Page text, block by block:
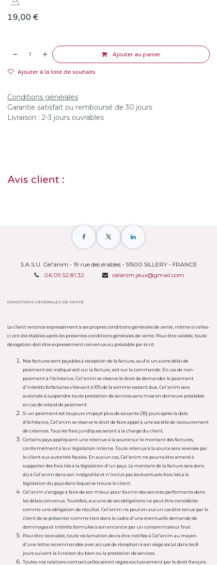
19,00 €
Ajouter au panier
Ajouter à la liste de souhaits
Conditions générales
Garantie satisfait ou remboursé de 30 jours
Livraison : 2-3 jours ouvrables
Avis client :
S.A.S.U. Cel'anim - 19 rue des érables - 51500 SILLERY - FRANCE
06.09.52.81.32
celanim.jeux@gmail.com
CONDITIONS GÉNÉRALES DE VENTE
Le client renonce expressément à ses propres conditions générales de vente, même si celles-
ci ont été établies après les présentes conditions générales de vente. Pour être valable, toute
dérogation doit être expressément convenue au préalable par écrit.
Nos factures sont payables à réception de la facture, sauf si un autre délai de
paiement est indiqué soit sur la facture, soit sur la commande. En cas de non-
paiement à l'échéance, Cel'anim se réserve le droit de demander le paiement
d'intérêts forfaitaires s'élevant à 10% de la somme restant due. Cel'anim sera
autorisée à suspendre toute prestation de services sans mise en demeure préalable
en cas de retard de paiement.
Si un paiement est toujours impayé plus de soixante (30) jours après la date
d'échéance, Cel'anim se réserve le droit de faire appel à une société de recouvrement
de créances. Tous les frais juridiques seront à la charge du client.
Certains pays appliquent une retenue à la source sur le montant des factures,
conformément à leur législation interne. Toute retenue à la source sera reversée par
le client aux autorités fiscales. En aucun cas, Cel'anim ne pourra être amené à
supporter des frais liés à la législation d'un pays. Le montant de la facture sera donc
dû à Cel'anim dans son intégralité et n'inclut pas les éventuels frais liés à la
législation du pays dans lequel se trouve le client.
Cel'anim s'engage à faire de son mieux pour fournir des services performants dans
les délais convenus. Toutefois, aucune de ses obligations ne peut être considérée
comme une obligation de résultat. Cel'anim ne peut en aucun cas être tenue par le
client de se présenter comme tiers dans le cadre d'une éventuelle demande de
dommages et intérêts formulée à son encontre par un consommateur final.
Pour être recevable, toute réclamation devra être notifiée à Cel'anim au moyen
d'une lettre recommandée avec accusé de réception à son siège social dans les 8
jours suivant la livraison du bien ou la prestation de services.
Toutes nos relations contractuelles seront régies exclusivement par le droit français.